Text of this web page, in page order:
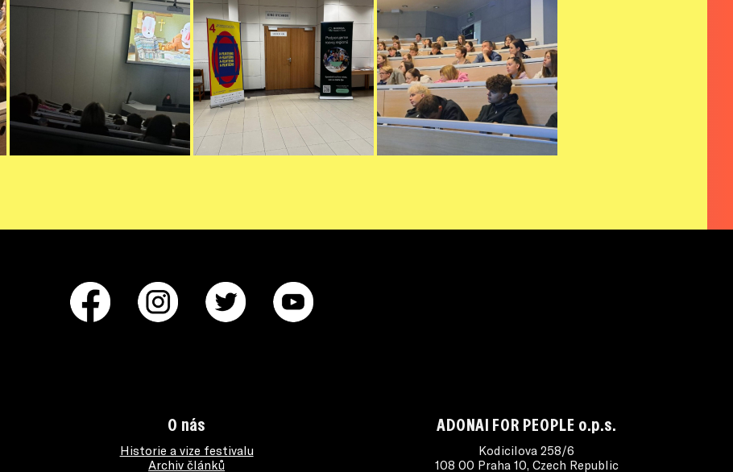
O nás
Historie a vize festivalu
Archiv článků
ADONAI FOR PEOPLE o.p.s.
Kodicilova 258/6
108 00 Praha 10, Czech Republic